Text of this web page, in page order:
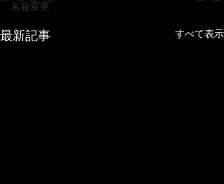
名義変更
最新記事 すべて表示